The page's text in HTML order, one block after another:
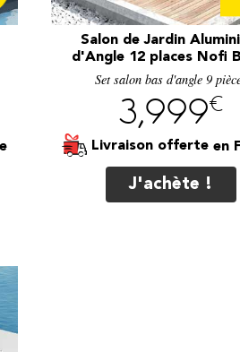
Salon de Jardin
d'Angle 12 places Nofi
Set salon bas d'angle 9
3,999€
Livraison offerte
J'achète !